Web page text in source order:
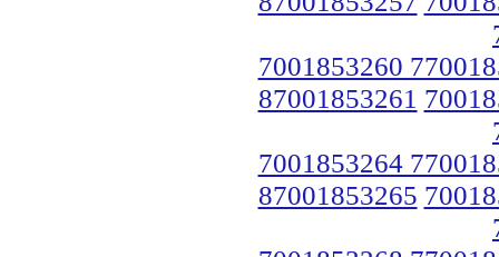
7001853260
87001853261
7001853264
87001853265